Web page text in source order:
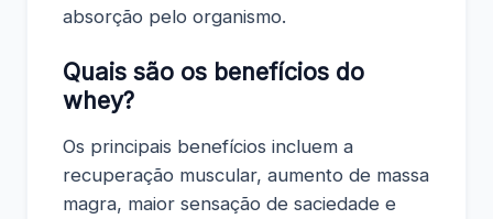
absorção pelo organismo.
Quais são os benefícios do
whey?
Os principais benefícios incluem a
recuperação muscular, aumento de massa
magra, maior sensação de saciedade e